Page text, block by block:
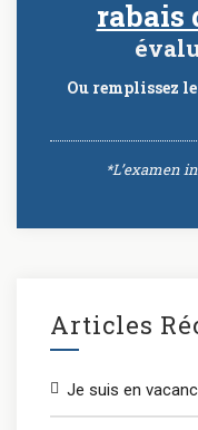
rabais
Ou remplissez
*L’examen
Articles
Je suis en